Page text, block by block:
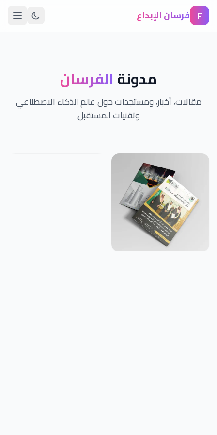
F فرسان الإبداع
مدونةالفرسان
مقالات، أخبار، ومستجدات حول عالم الذكاء الاصطناعي
وتقنيات المستقبل